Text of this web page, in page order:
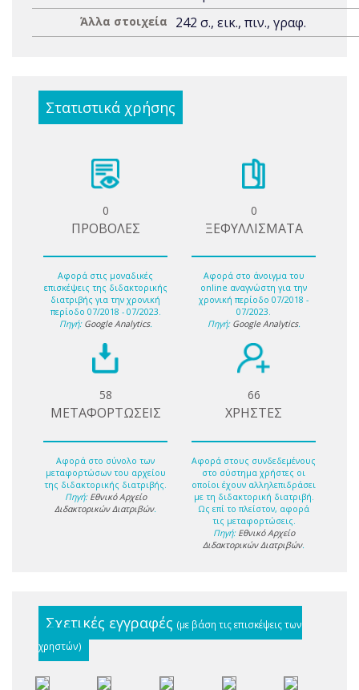
Άλλα στοιχεία 242 σ., εικ., πιν., γραφ.
Στατιστικά χρήσης
0
ΠΡΟΒΟΛΕΣ
Αφορά στις μοναδικές
επισκέψεις της διδακτορικής
διατριβής για την χρονική
περίοδο 07/2018 - 07/2023.
Πηγή: Google Analytics.
0
ΞΕΦΥΛΛΙΣΜΑΤΑ
Αφορά στο άνοιγμα του
online αναγνώστη για την
χρονική περίοδο 07/2018 -
07/2023.
Πηγή: Google Analytics.
58
ΜΕΤΑΦΟΡΤΩΣΕΙΣ
Αφορά στο σύνολο των
μεταφορτώσων του αρχείου
της διδακτορικής διατριβής.
Πηγή: Εθνικό Αρχείο
Διδακτορικών Διατριβών.
66
ΧΡΗΣΤΕΣ
Αφορά στους συνδεδεμένους
στο σύστημα χρήστες οι
οποίοι έχουν αλληλεπιδράσει
με τη διδακτορική διατριβή.
Ως επί το πλείστον, αφορά
τις μεταφορτώσεις.
Πηγή: Εθνικό Αρχείο
Διδακτορικών Διατριβών.
Σχετικές εγγραφές (με βάση τις επισκέψεις των
χρηστών)